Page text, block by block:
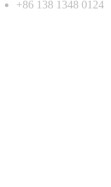
+86 138 1348 0124